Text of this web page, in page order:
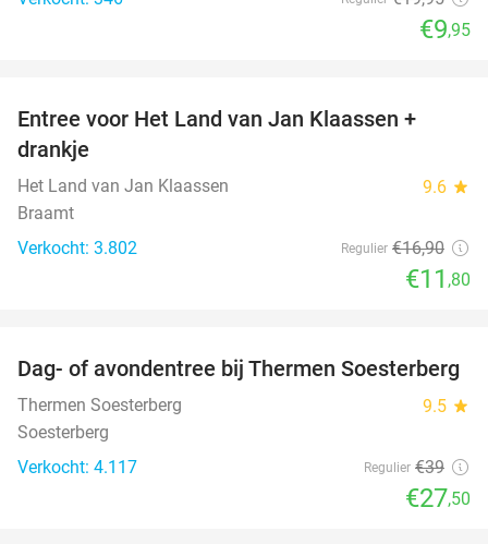
€9,95
Entree voor Het Land van Jan Klaassen +
drankje
Het Land van Jan Klaassen 9.6 star
Braamt
Verkocht: 3.802
Regulier €16,90
€11 ,80
29%
Dag- of avondentree bij Thermen Soesterberg
Thermen Soesterberg 9.5 star
Soesterberg
Verkocht: 4.117
Regulier €39
€27,50